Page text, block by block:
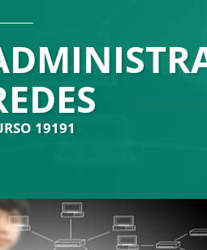
19191